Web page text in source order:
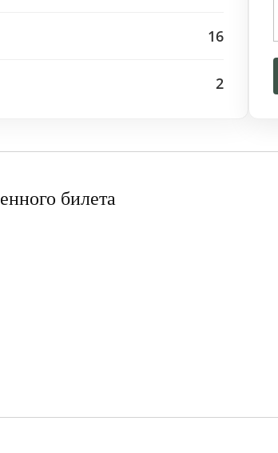
16
2
билета